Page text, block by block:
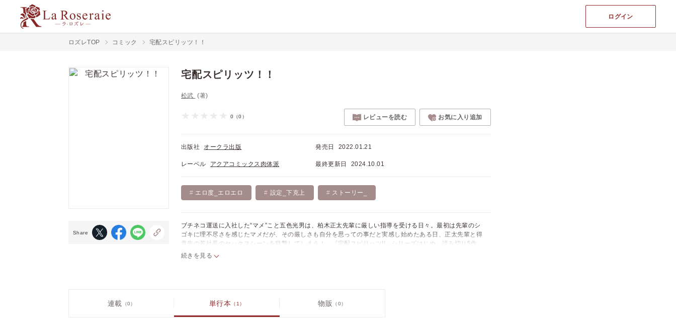
ログイン
ロズレTOP コミック 宅配スピリッツ！！
Share
宅配スピリッツ！！
松武 (著)
0 （0） レビューを読む お気に入り追加
出版社 オークラ出版
レーベル アクアコミックス肉体派
発売日 2022.01.21
最終更新日 2024.10.01
エロ度_エロエロ 設定_下克上 ストーリー_
ブチネコ運送に入社した“マメ”こと五色光男は、柏木正太先輩に厳しい指導を受ける日々。最初は先輩のシ
ゴキに理不尽さを感じたマメだが、その厳しさも自分を思っての事だと実感し始めたある日、正太先輩と得
意先の若社長のセックスシーンを目撃してしまう！ 『宅配スピリッツ!!』シリーズはじめ、読み切り5作
品を収録した、ハードでハートウォームな作品集！！
続きを見る
連載 （0） 単行本 （1） 物販 （0）